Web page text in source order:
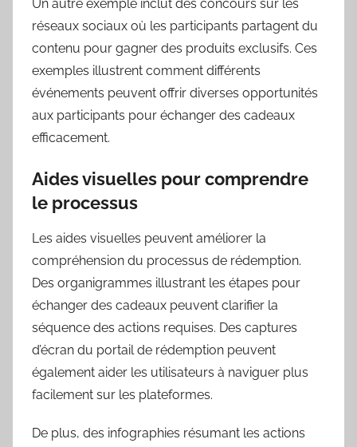
Un autre exemple inclut des concours sur les
réseaux sociaux où les participants partagent du
contenu pour gagner des produits exclusifs. Ces
exemples illustrent comment différents
événements peuvent offrir diverses opportunités
aux participants pour échanger des cadeaux
efficacement.
Aides visuelles pour comprendre
le processus
Les aides visuelles peuvent améliorer la
compréhension du processus de rédemption.
Des organigrammes illustrant les étapes pour
échanger des cadeaux peuvent clarifier la
séquence des actions requises. Des captures
d’écran du portail de rédemption peuvent
également aider les utilisateurs à naviguer plus
facilement sur les plateformes.
De plus, des infographies résumant les actions